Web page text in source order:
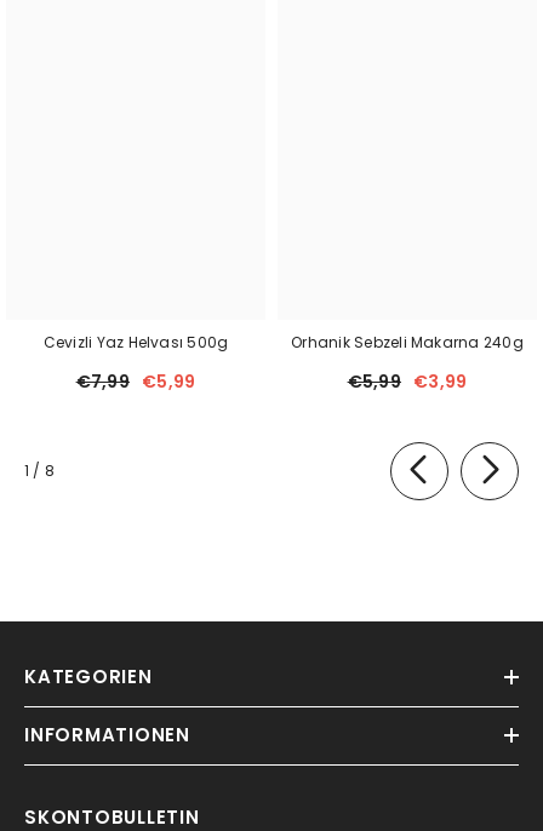
Cevizli Yaz Helvası 500g
€7,99 €5,99
Orhanik Sebzeli Makarna 240g
€5,99 €3,99
1 / von
8
KATEGORIEN
INFORMATIONEN
SKONTOBULLETIN